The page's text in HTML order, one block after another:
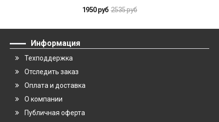
1950 руб 2535 руб
Информация
Техподдержка
Отследить заказ
Оплата и доставка
О компании
Публичная оферта